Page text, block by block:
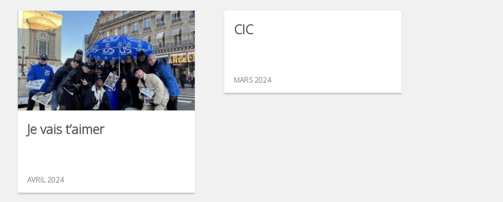
Je vais t’aimer
AVRIL 2024
CIC
MARS 2024